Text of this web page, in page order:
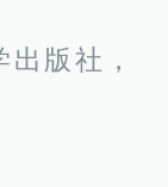
版社，